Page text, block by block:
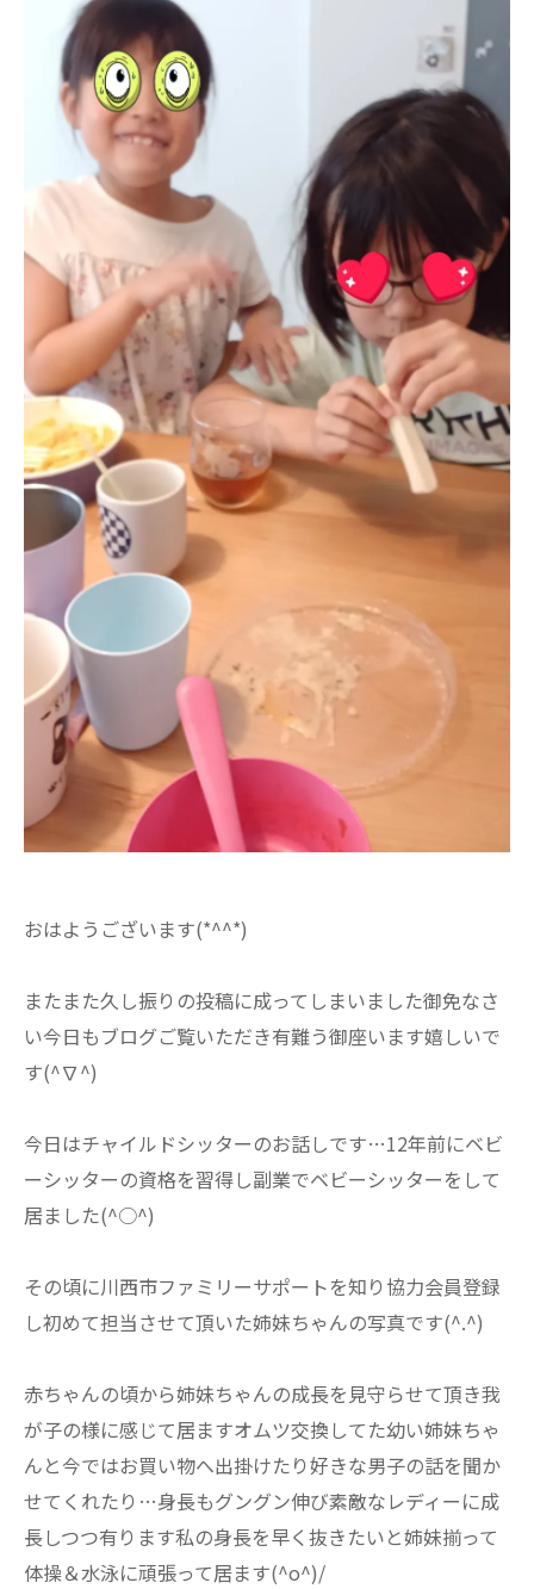
おはようございます(*^^*)
またまた久し振りの投稿に成ってしまいました御免なさ
い今日もブログご覧いただき有難う御座います嬉しいで
す(^∇^)
今日はチャイルドシッターのお話しです…12年前にベビ
ーシッターの資格を習得し副業でベビーシッターをして
居ました(^○^)
その頃に川西市ファミリーサポートを知り協力会員登録
し初めて担当させて頂いた姉妹ちゃんの写真です(^.^)
赤ちゃんの頃から姉妹ちゃんの成長を見守らせて頂き我
が子の様に感じて居ますオムツ交換してた幼い姉妹ちゃ
んと今ではお買い物へ出掛けたり好きな男子の話を聞か
せてくれたり…身長もグングン伸び素敵なレディーに成
長しつつ有ります私の身長を早く抜きたいと姉妹揃って
体操＆水泳に頑張って居ます(^o^)/